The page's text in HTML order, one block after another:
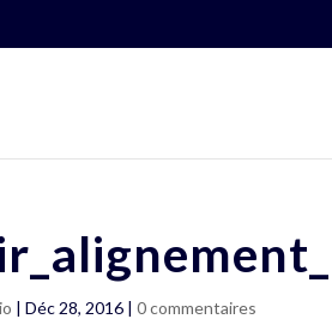
|Déc 28, 2016 |0 commentaires